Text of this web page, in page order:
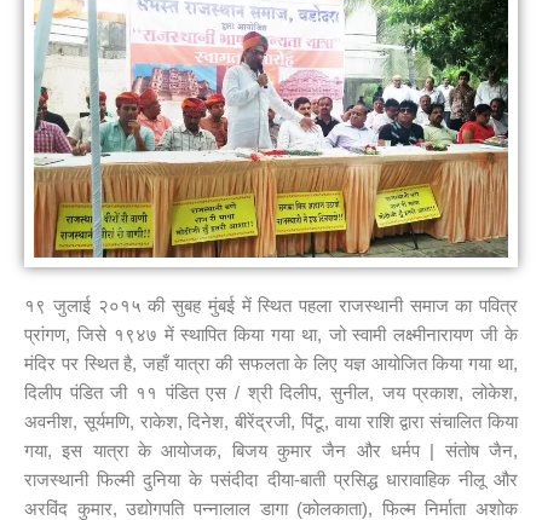
१९ जुलाई २०१५ की सुबह मुंबई में स्थित पहला राजस्थानी समाज का पवित्र
प्रांगण, जिसे १९४७ में स्थापित किया गया था, जो स्वामी लक्ष्मीनारायण जी के
मंदिर पर स्थित है, जहाँ यात्रा की सफलता के लिए यज्ञ आयोजित किया गया था,
दिलीप पंडित जी ११ पंडित एस / श्री दिलीप, सुनील, जय प्रकाश, लोकेश,
अवनीश, सूर्यमणि, राकेश, दिनेश, बीरेंद्रजी, पिंटू, वाया राशि द्वारा संचालित किया
गया, इस यात्रा के आयोजक, बिजय कुमार जैन और धर्मप | संतोष जैन,
राजस्थानी फिल्मी दुनिया के पसंदीदा दीया-बाती प्रसिद्ध धारावाहिक नीलू और
अरविंद कुमार, उद्योगपति पन्नालाल डागा (कोलकाता), फिल्म निर्माता अशोक